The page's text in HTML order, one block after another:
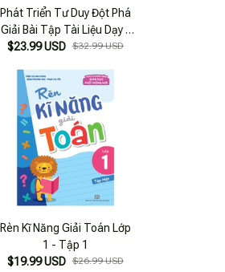
Phát Triển Tư Duy Đột Phá
Giải Bài Tập Tài Liệu Dạy -
Học Toán Lớp 8 (Tập 2)
$23.99 USD $32.99 USD
Rèn Kĩ Năng Giải Toán Lớp
1 - Tập 1
$19.99 USD $26.99 USD